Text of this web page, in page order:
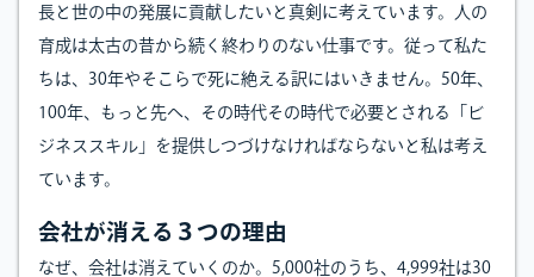
長と世の中の発展に貢献したいと真剣に考えています。人の
育成は太古の昔から続く終わりのない仕事です。従って私た
ちは、30年やそこらで死に絶える訳にはいきません。50年、
100年、もっと先へ、その時代その時代で必要とされる「ビ
ジネススキル」を提供しつづけなければならないと私は考え
ています。
会社が消える３つの理由
なぜ、会社は消えていくのか。5,000社のうち、4,999社は30